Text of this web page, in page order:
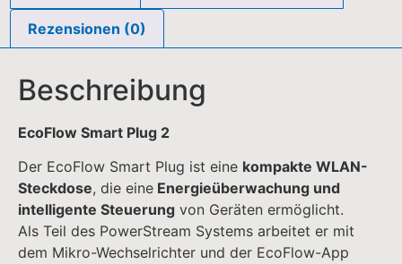
Rezensionen (0)
Beschreibung
EcoFlow Smart Plug 2
Der EcoFlow Smart Plug ist eine kompakte WLAN-
Steckdose, die eine Energieüberwachung und
intelligente Steuerung von Geräten ermöglicht.
Als Teil des PowerStream Systems arbeitet er mit
dem Mikro-Wechselrichter und der EcoFlow-App